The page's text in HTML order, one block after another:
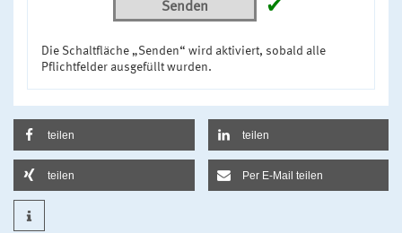
Senden ✔
Die Schaltfläche „Senden“ wird aktiviert, sobald alle
Pflichtfelder ausgefüllt wurden.
teilen teilen
teilen Per E-Mail teilen